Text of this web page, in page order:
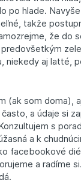
po hlade.
takže
že do
niekedy aj latté,
(ak som doma),
a údaje si
s
a k
facebookové
a radíme